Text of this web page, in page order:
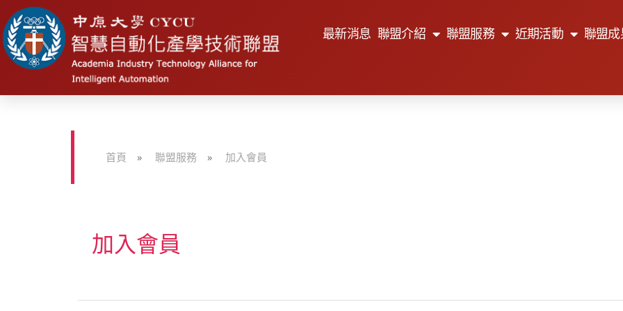
最新消息 聯盟介紹 聯盟服務 近期活動 聯盟成
首頁 » 聯盟服務 » 加入會員
加入會員